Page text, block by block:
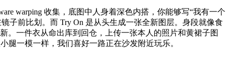
warping 收集，底图中人身着深色内搭，你能够写“我有一个
子前比划。而 Try On 是从头生成一张全新图层。身段就像食
。一件衣从命出库到回仓，上传一张本人的照片和黄裙子图
腿一模一样，我们喜好一路正在沙发附近玩乐。